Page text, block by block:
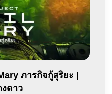
ภารกิจกู้สุริยะ |
ดาว